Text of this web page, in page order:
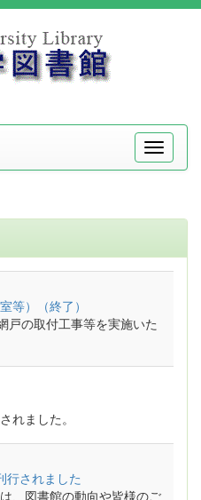
メ
ニ
等）（終了）
戸の取付工事等を実施いた
れました。
行されました
、図書館の動向や皆様のご